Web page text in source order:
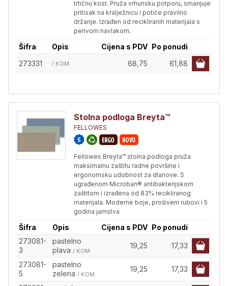
trtičnu kost. Pruža vrhunsku potporu, smanjuje
pritisak na kralježnicu i potiče pravilno
držanje. Izrađen od recikliranih materijala s
perivom navlakom.
Šifra Opis Cijena s PDV Po ponudi
273331
/ KOM 68,75 61,88
Stolna podloga Breyta™
FELLOWES
Fellowes Breyta™ stolna podloga pruža
maksimalnu zaštitu radne površine i
ergonomsku udobnost za dlanove. S
ugrađenom Microban® antibakterijskom
zaštitom i izrađena od 83% recikliranog
materijala. Moderne boje, prošiveni rubovi i 5
godina jamstva
Šifra Opis Cijena s PDV Po ponudi
273081-
3
pastelno
plava / KOM
19,25 17,33
273081-
5
pastelno
zelena / KOM
19,25 17,33